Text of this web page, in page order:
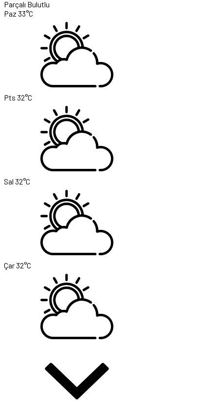
Parçalı Bulutlu
Paz 33°C
Pts 32°C
Sal 32°C
Çar32°C